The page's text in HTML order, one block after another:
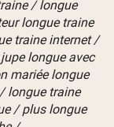
/ longue
longue traine
traine internet /
longue avec
mariée longue
longue traine
/ plus longue